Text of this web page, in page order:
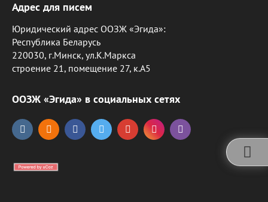
Адрес для писем
Юридический адрес ООЗЖ «Эгида»:
Республика Беларусь
220030, г.Минск, ул.К.Маркса
строение 21, помещение 27, к.А5
ООЗЖ «Эгида» в социальных сетях